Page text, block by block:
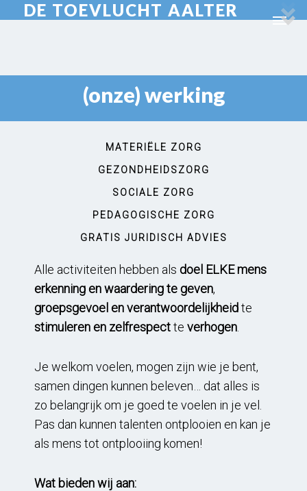
DE TOEVLUCHT AALTER
(onze) werking
MATERIËLE ZORG
GEZONDHEIDSZORG
SOCIALE ZORG
PEDAGOGISCHE ZORG
GRATIS JURIDISCH ADVIES
Alle activiteiten hebben als doel ELKE mens
erkenning en waardering te geven,
groepsgevoel en verantwoordelijkheidte
stimuleren en zelfrespectte verhogen
Je welkom voelen, mogen zijn wie je bent,
samen dingen kunnen beleven… dat alles is
zo belangrijk om je goed te voelen in je vel.
Pas dan kunnen talenten ontplooien en kan je
als mens tot ontplooiing komen!
Wat bieden wij aan: